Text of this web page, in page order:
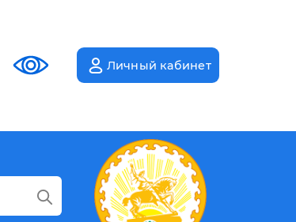
Личный кабинет